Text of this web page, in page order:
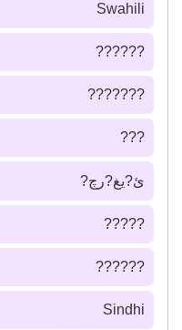
Swahili
??????
???????
???
ئ?يغ?رچ?
?????
??????
Sindhi